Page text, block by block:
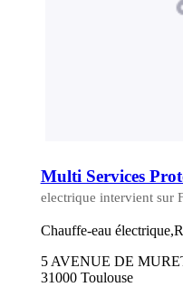
Multi Services
electrique intervient sur
Chauffe-eau
5 AVENUE DE
31000 Toulouse